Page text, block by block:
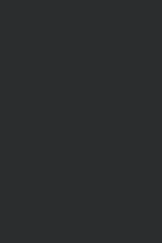
台經過，下次還會再來。